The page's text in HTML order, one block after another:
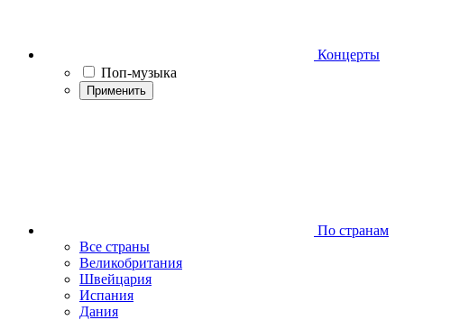
Концерты
Поп-музыка
Применить
По странам
Все страны
Великобритания
Швейцария
Испания
Дания